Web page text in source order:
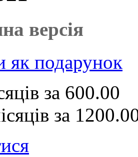
версія
як подарунок
за 600.00
за